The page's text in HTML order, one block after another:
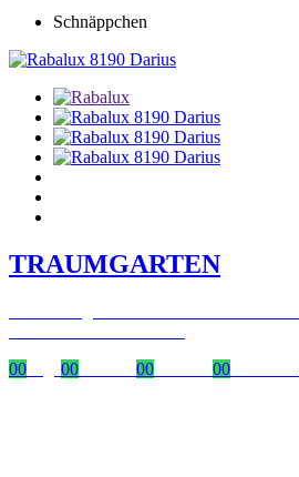
Schnäppchen
TRAUMGARTEN
00
00 00 00